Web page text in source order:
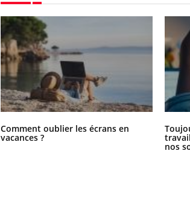
Comment oublier les écrans en
vacances ?
nos